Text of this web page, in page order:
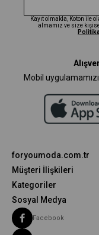
Kayıt olmakla, Koton ile
almamız ve size
Mobil
foryoumoda.com.tr
Müşteri İlişkileri
Kategoriler
Sosyal Medya
Facebook